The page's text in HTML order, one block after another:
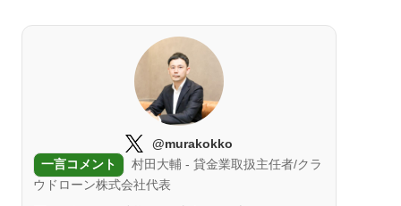
@murakokko
一言コメント
村田大輔 - 貸金業取扱主任者/クラ
ウドローン株式会社代表